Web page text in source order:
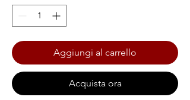
Aggiungi al carrello
Acquista ora